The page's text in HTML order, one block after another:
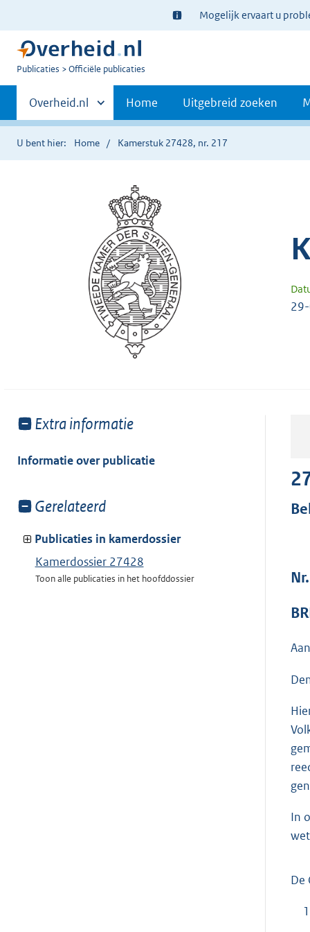
Ter
informatie:
Mogelijk ervaart u
U
Publicaties Officiële publicaties
Primaire
navigatie
Andere
sites
binnen
Overheid.nl Home Uitgebreid zoeken
U bent hier: Home Kamerstuk 27428, nr. 217
Toon
van:
Extra informatie
Informatie over publicatie
Toon
van:
Gerelateerd
Publicaties in kamerdossier
Kamerdossier 27428
Toon alle publicaties in het hoofddossier
In
De